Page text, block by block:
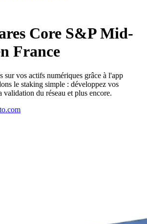
Core S&P Mid-
France
sur vos actifs numériques grâce à l'app
le staking simple : développez vos
validation du réseau et plus encore.